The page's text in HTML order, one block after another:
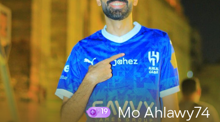
Mo Ahlawy74